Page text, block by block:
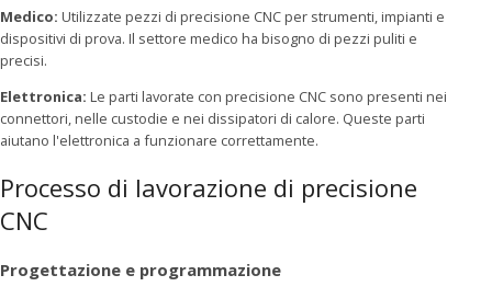
Medico: Utilizzate pezzi di precisione CNC per strumenti, impianti e
dispositivi di prova. Il settore medico ha bisogno di pezzi puliti e
precisi.
Elettronica: Le parti lavorate con precisione CNC sono presenti nei
connettori, nelle custodie e nei dissipatori di calore. Queste parti
aiutano l'elettronica a funzionare correttamente.
Processo di lavorazione di precisione
CNC
Progettazione e programmazione